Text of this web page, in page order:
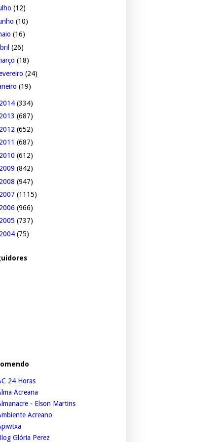
(12)
(10)
(16)
(26)
(18)
(24)
(19)
2014 (334)
2013 (687)
2012 (652)
2011 (687)
2010 (612)
2009 (842)
2008 (947)
2007 (1115)
2006 (966)
2005 (737)
2004 (75)
24 Horas
Acreana
- Elson Martins
Acreano
Glória Perez